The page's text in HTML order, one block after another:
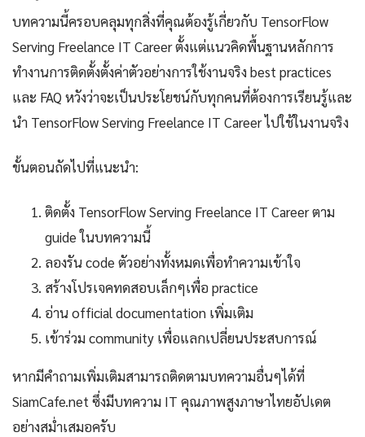
บทความนี้ครอบคลุมทุกสิ่งที่คุณต้องรู้เกี่ยวกับ TensorFlow
Serving Freelance IT Career ตั้งแต่แนวคิดพื้นฐานหลักการ
ทำงานการติดตั้งตั้งค่าตัวอย่างการใช้งานจริง best practices
และ FAQ หวังว่าจะเป็นประโยชน์กับทุกคนที่ต้องการเรียนรู้และ
นำ TensorFlow Serving Freelance IT Career ไปใช้ในงานจริง
ขั้นตอนถัดไปที่แนะนำ:
ติดตั้ง TensorFlow Serving Freelance IT Career ตาม
guide ในบทความนี้
ลองรัน code ตัวอย่างทั้งหมดเพื่อทำความเข้าใจ
สร้างโปรเจคทดสอบเล็กๆเพื่อ practice
อ่าน official documentation เพิ่มเติม
เข้าร่วม community เพื่อแลกเปลี่ยนประสบการณ์
หากมีคำถามเพิ่มเติมสามารถติดตามบทความอื่นๆได้ที่
SiamCafe.net ซึ่งมีบทความ IT คุณภาพสูงภาษาไทยอัปเดต
อย่างสม่ำเสมอครับ